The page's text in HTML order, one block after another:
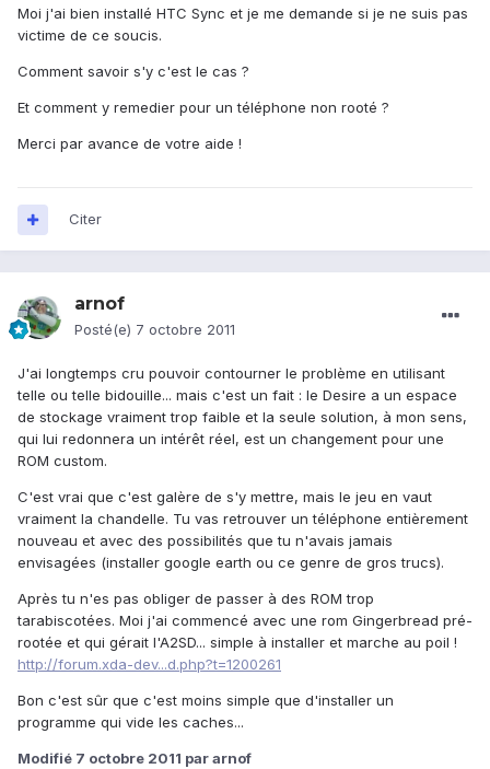
Moi j'ai bien installé HTC Sync et je me demande si je ne suis pas
victime de ce soucis.
Comment savoir s'y c'est le cas ?
Et comment y remedier pour un téléphone non rooté ?
Merci par avance de votre aide !
Citer
arnof
Posté(e) 7 octobre 2011
J'ai longtemps cru pouvoir contourner le problème en utilisant
telle ou telle bidouille... mais c'est un fait : le Desire a un espace
de stockage vraiment trop faible et la seule solution, à mon sens,
qui lui redonnera un intérêt réel, est un changement pour une
ROM custom.
C'est vrai que c'est galère de s'y mettre, mais le jeu en vaut
vraiment la chandelle. Tu vas retrouver un téléphone entièrement
nouveau et avec des possibilités que tu n'avais jamais
envisagées (installer google earth ou ce genre de gros trucs).
Après tu n'es pas obliger de passer à des ROM trop
tarabiscotées. Moi j'ai commencé avec une rom Gingerbread pré-
rootée et qui gérait l'A2SD... simple à installer et marche au poil !
http://forum.xda-dev...d.php?t=1200261
Bon c'est sûr que c'est moins simple que d'installer un
programme qui vide les caches...
Modifié 7 octobre 2011 par arnof